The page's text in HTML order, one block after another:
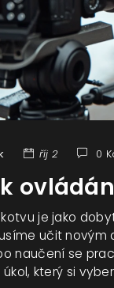
říj 2 0
je jako
učit novým
naučení se
úkol, který si